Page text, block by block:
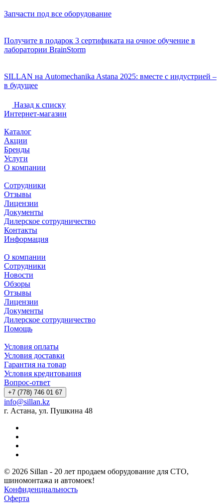
Запчасти под все оборудование
Получите в подарок 3 сертификата на очное обучение в
лаборатории BrainStorm
SILLAN на Automechanika Astana 2025: вместе с индустрией –
в будущее
Назад к списку
Интернет-магазин
Каталог
Акции
Бренды
Услуги
О компании
Сотрудники
Отзывы
Лицензии
Документы
Дилерское сотрудничество
Контакты
Информация
О компании
Сотрудники
Новости
Обзоры
Отзывы
Лицензии
Документы
Дилерское сотрудничество
Помощь
Условия оплаты
Условия доставки
Гарантия на товар
Условия кредитования
Вопрос-ответ
+7 (778) 746 01 67
info@sillan.kz
г. Астана, ул. Пушкина 48
© 2026 Sillan - 20 лет продаем оборудование для СТО,
шиномонтажа и автомоек!
Конфиденциальность
Оферта